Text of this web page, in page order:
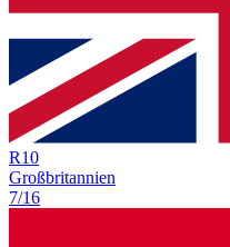
R10
Großbritannien
7/16